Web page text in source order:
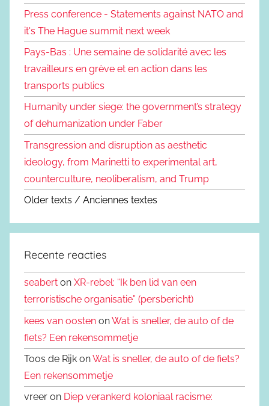
Press conference - Statements against NATO and
it's The Hague summit next week
Pays-Bas : Une semaine de solidarité avec les
travailleurs en grève et en action dans les
transports publics
Humanity under siege: the government’s strategy
of dehumanization under Faber
Transgression and disruption as aesthetic
ideology, from Marinetti to experimental art,
counterculture, neoliberalism, and Trump
Older texts / Anciennes textes
Recente reacties
seabert on XR-rebel: “Ik ben lid van een
terroristische organisatie” (persbericht)
kees van oosten onWat is sneller, de auto of de
fiets? Een rekensommetje
Toos de Rijk onWat is sneller, de auto of de fiets?
Een rekensommetje
vreer on Diep verankerd koloniaal racisme: